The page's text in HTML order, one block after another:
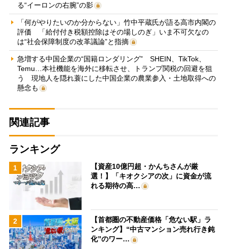
る“イーロンの右腕”の影
「何がやりたいのか分からない」竹中平蔵氏が語る高市内閣の
評価 「給付付き税額控除はその場しのぎ」いま不可欠なの
は“社会保障制度の改革議論”と指摘
急増する中国企業の“国籍ロンダリング” SHEIN、TikTok、
Temu…本社機能を海外に移転させ、トランプ関税の回避を狙
う 現地人を隠れ蓑にした中国企業の農業参入・土地取得への
懸念も
関連記事
ランキング
1
【資産10億円超・かんちさんが厳
選！】「キオクシアの次」に資金が流
れる期待の高…
2
【首都圏の不動産価格「危ない駅」ラ
ンキング】“中古マンション売れ行き鈍
化”のワー…